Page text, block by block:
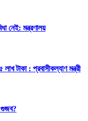
নেই: মন্ত্রণালয়
টাকা : প্রবাসীকল্যাণ মন্ত্রী
গুজব?